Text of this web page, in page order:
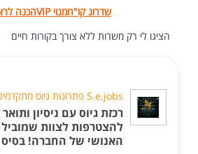
שדרוג קו"חמנוי VIP הכנה
הציגו לי רק משרות ללא צורך בקורות חיים
S.e.jobs פתרונות גיוס מתקדמים
רכזת גיוס עם ניסיון
להצטרפות לצוות
האנושי של החברה! בסיס 10K.